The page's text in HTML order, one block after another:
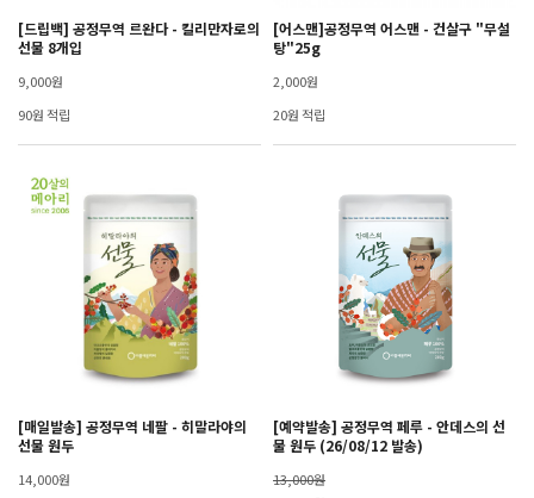
[드립백] 공정무역 르완다 - 킬리만자로의
선물 8개입
9,000원
90원 적립
[어스맨]공정무역 어스맨 - 건살구 "무설
탕"25g
2,000원
20원 적립
[매일발송] 공정무역 네팔 - 히말라야의
선물 원두
14,000원
[예약발송] 공정무역 페루 - 안데스의 선
물 원두 (26/08/12 발송)
13,000원